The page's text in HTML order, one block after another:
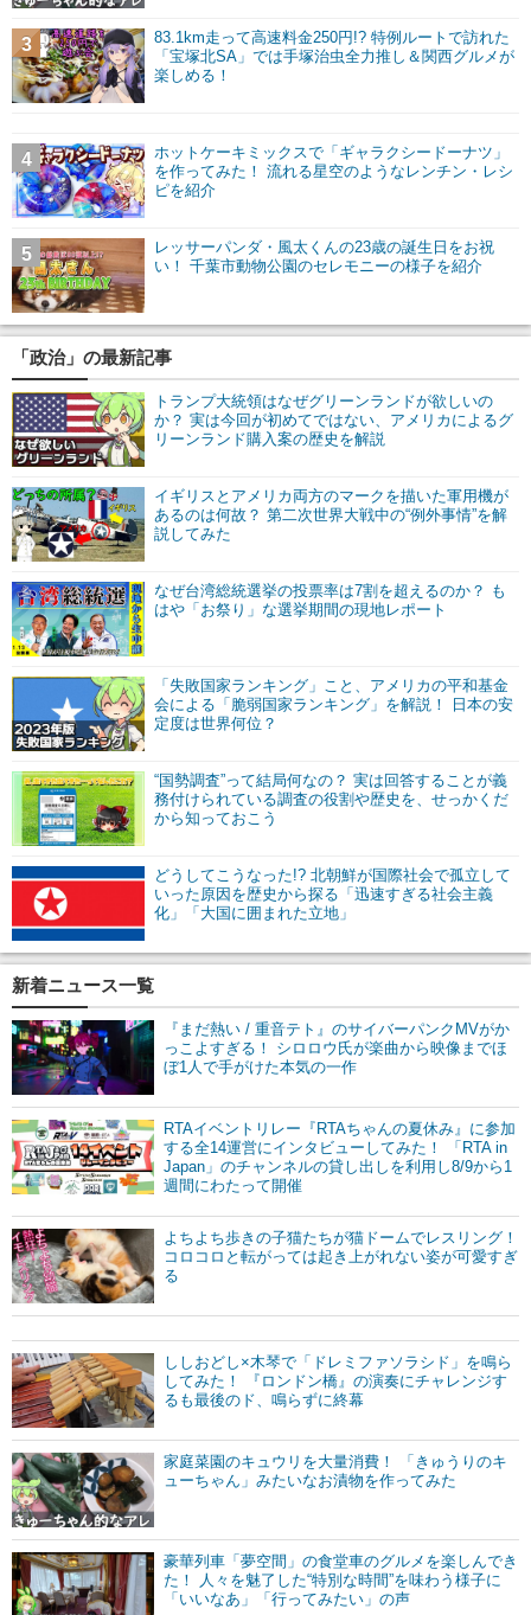
83.1km走って高速料金250円!? 特例ルートで訪れた
「宝塚北SA」では手塚治虫全力推し＆関西グルメが
楽しめる！
3
ホットケーキミックスで「ギャラクシードーナツ」
を作ってみた！ 流れる星空のようなレンチン・レシ
ピを紹介
4
レッサーパンダ・風太くんの23歳の誕生日をお祝
い！ 千葉市動物公園のセレモニーの様子を紹介
5
「政治」の最新記事
トランプ大統領はなぜグリーンランドが欲しいの
か？ 実は今回が初めてではない、アメリカによるグ
リーンランド購入案の歴史を解説
イギリスとアメリカ両方のマークを描いた軍用機が
あるのは何故？ 第二次世界大戦中の“例外事情”を解
説してみた
なぜ台湾総統選挙の投票率は7割を超えるのか？ も
はや「お祭り」な選挙期間の現地レポート
「失敗国家ランキング」こと、アメリカの平和基金
会による「脆弱国家ランキング」を解説！ 日本の安
定度は世界何位？
“国勢調査”って結局何なの？ 実は回答することが義
務付けられている調査の役割や歴史を、せっかくだ
から知っておこう
どうしてこうなった!? 北朝鮮が国際社会で孤立して
いった原因を歴史から探る「迅速すぎる社会主義
化」「大国に囲まれた立地」
新着ニュース一覧
『まだ熱い / 重音テト』のサイバーパンクMVがか
っこよすぎる！ シロロウ氏が楽曲から映像までほ
ぼ1人で手がけた本気の一作
RTAイベントリレー『RTAちゃんの夏休み』に参加
する全14運営にインタビューしてみた！ 「RTA in
Japan」のチャンネルの貸し出しを利用し8/9から1
週間にわたって開催
よちよち歩きの子猫たちが猫ドームでレスリング！
コロコロと転がっては起き上がれない姿が可愛すぎ
る
ししおどし×木琴で「ドレミファソラシド」を鳴ら
してみた！ 『ロンドン橋』の演奏にチャレンジす
るも最後のド、鳴らずに終幕
家庭菜園のキュウリを大量消費！ 「きゅうりのキ
ューちゃん」みたいなお漬物を作ってみた
豪華列車「夢空間」の食堂車のグルメを楽しんでき
た！ 人々を魅了した“特別な時間”を味わう様子に
「いいなあ」「行ってみたい」の声